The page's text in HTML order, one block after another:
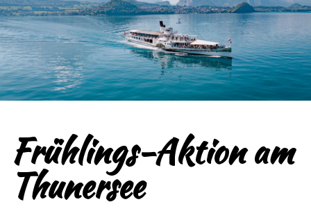
Frühlings-Aktion am
Thunersee